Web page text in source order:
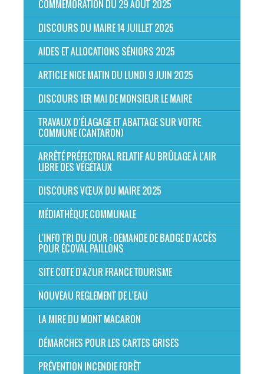
COMMÉMORATION DU 29 AOÛT 2025
DISCOURS DU MAIRE 14 JUILLET 2025
AIDES ET ALLOCATIONS SÉNIORS 2025
ARTICLE NICE MATIN DU LUNDI 9 JUIN 2025
DISCOURS 1ER MAI DE MONSIEUR LE MAIRE
TRAVAUX D’ÉLAGAGE ET ABATTAGE SUR VOTRE
COMMUNE (CANTARON)
ARRÊTÉ PRÉFECTORAL RELATIF AU BRÛLAGE À L’AIR
LIBRE DES VÉGÉTAUX
DISCOURS VŒUX DU MAIRE 2025
MÉDIATHÈQUE COMMUNALE
L'INFO TRI DU JOUR : DEMANDE DE BADGE D'ACCÈS
POUR ÉCOVAL PAILLONS
SITE COTE D'AZUR FRANCE TOURISME
NOUVEAU REGLEMENT DE L'EAU
LA MIRE DU MONT MACARON
DÉMARCHES POUR LES CARTES GRISES
PRÉVENTION INCENDIE FORÊT